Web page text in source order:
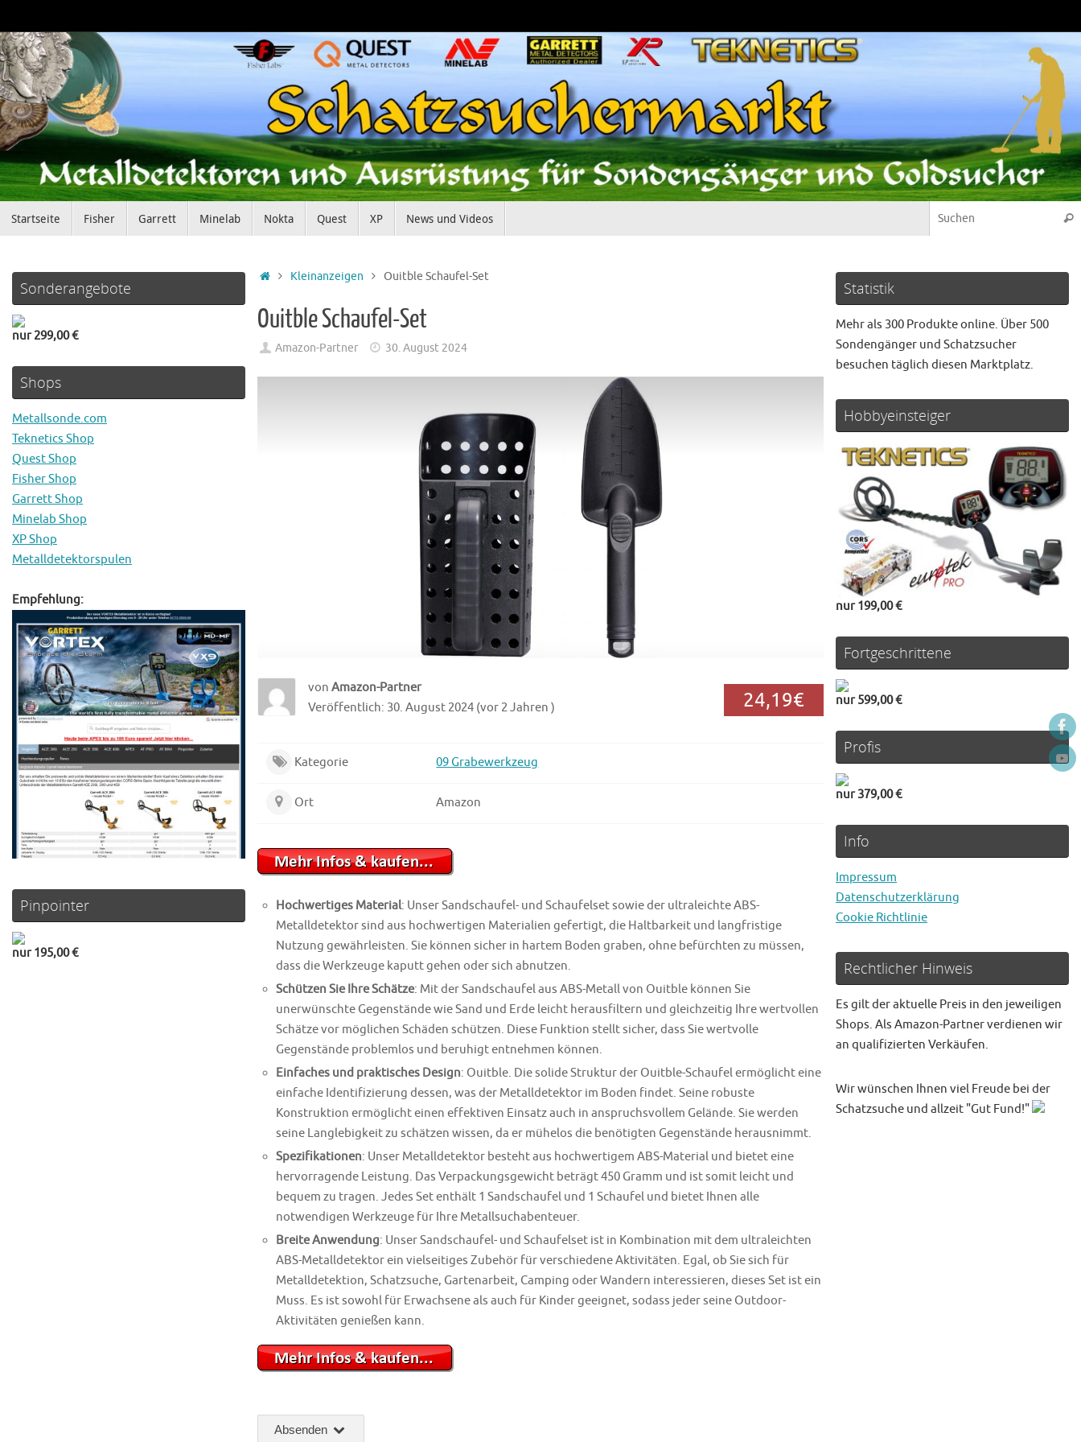
Inhalt
springen
Inhalt
Startseite Fisher Garrett Minelab Nokta Quest XP News und Videos
Startseite
Kleinanzeigen Ouitble Schaufel-Set
Ouitble Schaufel-Set
Amazon-Partner 30. August 2024
von Amazon-Partner
Veröffentlich: 30. August 2024 (vor 2 Jahren )
24,19€
Kategorie 09 Grabewerkzeug
Ort Amazon
Hochwertiges Material: Unser Sandschaufel- und Schaufelset sowie der ultraleichte ABS-
Metalldetektor sind aus hochwertigen Materialien gefertigt, die Haltbarkeit und langfristige
Nutzung gewährleisten. Sie können sicher in hartem Boden graben, ohne befürchten zu müssen,
dass die Werkzeuge kaputt gehen oder sich abnutzen.
Schützen Sie Ihre Schätze: Mit der Sandschaufel aus ABS-Metall von Ouitble können Sie
unerwünschte Gegenstände wie Sand und Erde leicht herausfiltern und gleichzeitig Ihre wertvollen
Schätze vor möglichen Schäden schützen. Diese Funktion stellt sicher, dass Sie wertvolle
Gegenstände problemlos und beruhigt entnehmen können.
Einfaches und praktisches Design: Ouitble. Die solide Struktur der Ouitble-Schaufel ermöglicht eine
einfache Identifizierung dessen, was der Metalldetektor im Boden findet. Seine robuste
Konstruktion ermöglicht einen effektiven Einsatz auch in anspruchsvollem Gelände. Sie werden
seine Langlebigkeit zu schätzen wissen, da er mühelos die benötigten Gegenstände herausnimmt.
Spezifikationen: Unser Metalldetektor besteht aus hochwertigem ABS-Material und bietet eine
hervorragende Leistung. Das Verpackungsgewicht beträgt 450 Gramm und ist somit leicht und
bequem zu tragen. Jedes Set enthält 1 Sandschaufel und 1 Schaufel und bietet Ihnen alle
notwendigen Werkzeuge für Ihre Metallsuchabenteuer.
Breite Anwendung: Unser Sandschaufel- und Schaufelset ist in Kombination mit dem ultraleichten
ABS-Metalldetektor ein vielseitiges Zubehör für verschiedene Aktivitäten. Egal, ob Sie sich für
Metalldetektion, Schatzsuche, Gartenarbeit, Camping oder Wandern interessieren, dieses Set ist ein
Muss. Es ist sowohl für Erwachsene als auch für Kinder geeignet, sodass jeder seine Outdoor-
Aktivitäten genießen kann.
Absenden
Sonderangebote
nur 299,00 €
Shops
Metallsonde.com
Teknetics Shop
Quest Shop
Fisher Shop
Garrett Shop
Minelab Shop
XP Shop
Metalldetektorspulen
Empfehlung:
Pinpointer
nur 195,00 €
Statistik
Mehr als 300 Produkte online. Über 500
Sondengänger und Schatzsucher
besuchen täglich diesen Marktplatz.
Hobbyeinsteiger
nur 199,00 €
Fortgeschrittene
nur 599,00 €
Profis
nur 379,00 €
Info
Impressum
Datenschutzerklärung
Cookie Richtlinie
Rechtlicher Hinweis
Es gilt der aktuelle Preis in den jeweiligen
Shops. Als Amazon-Partner verdienen wir
an qualifizierten Verkäufen.
Wir wünschen Ihnen viel Freude bei der
Schatzsuche und allzeit "Gut Fund!"